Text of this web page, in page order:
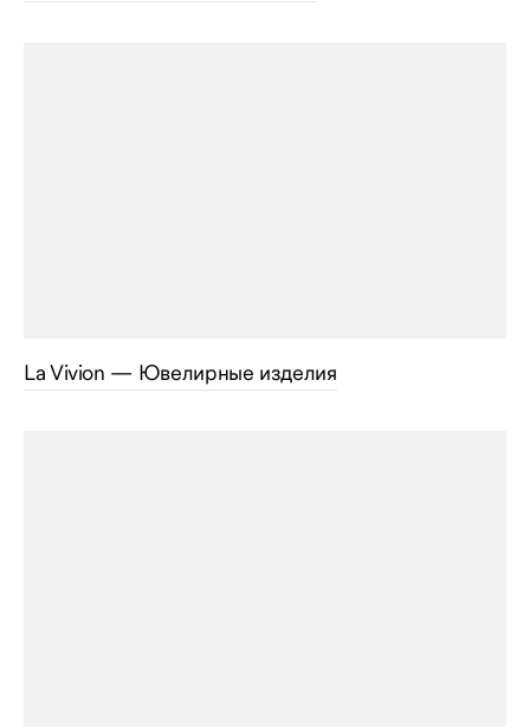
La Vivion — Ювелирные изделия